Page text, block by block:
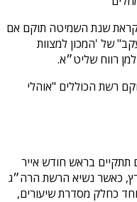
שנת השמיטה תוקם אם
של 'המכון למצוות
רווח שליט״א.
בראש חודש אייר
כאשר נשיא הרשת הרה״ג
כחלק מסדרת שיעורים,